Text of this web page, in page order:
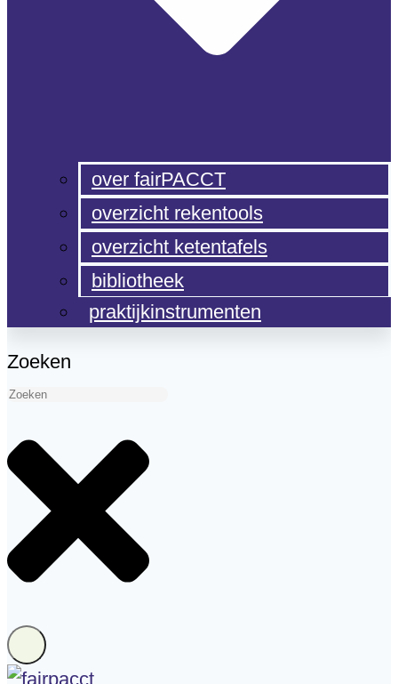
over fairPACCT
overzicht rekentools
overzicht ketentafels
bibliotheek
praktijkinstrumenten
Zoeken